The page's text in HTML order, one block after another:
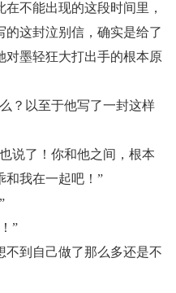
不能出现的这段时间里，
这封泣别信，确实是给了
对墨轻狂大打出手的根本原
以至于他写了一封这样
了！你和他之间，根本
和我在一起吧！”
”
到自己做了那么多还是不